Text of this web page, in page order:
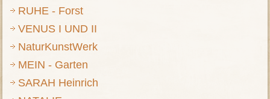
RUHE - Forst
VENUS I UND II
NaturKunstWerk
MEIN - Garten
SARAH Heinrich